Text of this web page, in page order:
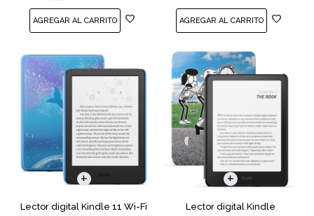
Lector digital Kindle 11 Wi-Fi
Lector digital Kindle